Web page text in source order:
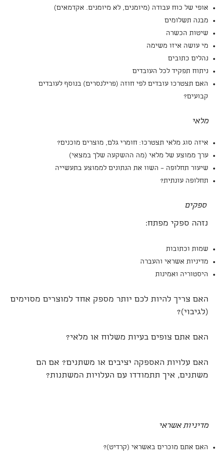
אופי של כוח עבודה (מיומנים, לא מיומנים. אקדמאים)
מבנה תשלומים
שיטות הכשרה
מי עושה איזו משימה
נהלים כתובים
ניתוח תפקיד לכל העובדים
האם תצטרכו עובדים לפי חוזה (פרילנסרים) בנוסף לעובדים
קבועים?
מלאי
איזה סוג מלאי תצטרכו: חומרי גלם, מוצרים מוכנים?
ערך ממוצע של מלאי (מה ההשקעה שלך במצאי)
שיעור תחלופה – השוו את הנתונים לממוצע בתעשייה
תחלופה עונתית?
ספקים
נזהה ספקי מפתח:
שמות וכתובות
מדיניות אשראי והעברה
היסטוריה ואמינות
האם צריך להיות לכם יותר מספק אחד למוצרים מסוימים
(לגיבוי)?
האם אתם צופים בעיות משלוח או מלאי?
האם עלויות האספקה יציבים או משתנים? אם הם
משתנים, איך תתמודדו עם העלויות המשתנות?
מדיניות אשראי
האם אתם מוכרים באשראי (קרדיט)?